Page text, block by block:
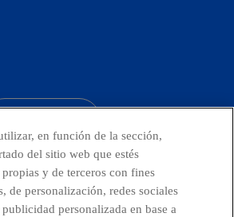
sociales
en función de la sección,
del sitio web que estés
y de terceros con fines
de personalización, redes sociales
personalizada en base a